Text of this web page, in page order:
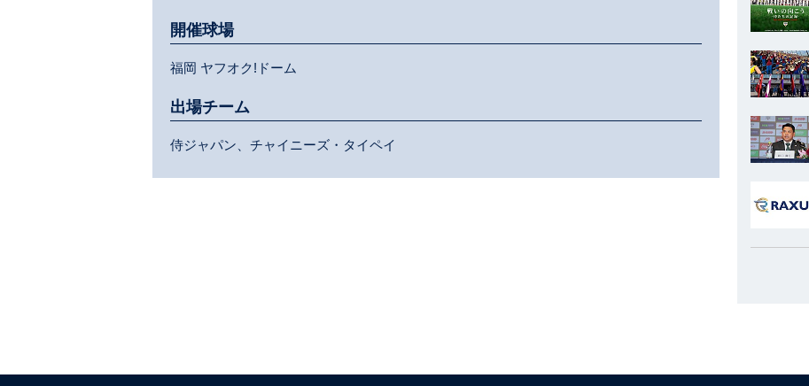
開催球場
福岡 ヤフオク!ドーム
出場チーム
侍ジャパン、チャイニーズ・タイペイ